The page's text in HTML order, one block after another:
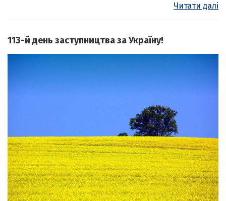
Читати далі
113-й день заступництва за Україну!